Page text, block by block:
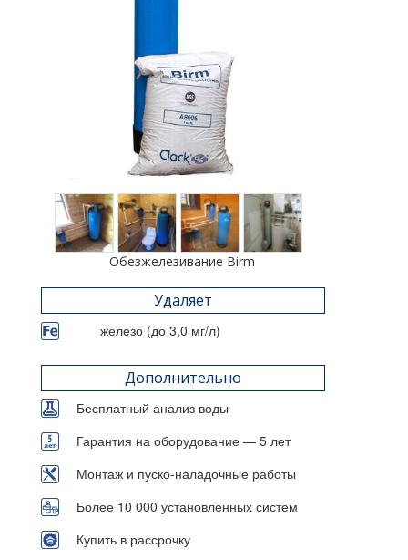
Обезжелезивание Birm
Удаляет
железо (до 3,0 мг/л)
Дополнительно
Бесплатный анализ воды
Гарантия на оборудование — 5 лет
Монтаж и пуско-наладочные работы
Более 10 000 установленных систем
Купить в рассрочку